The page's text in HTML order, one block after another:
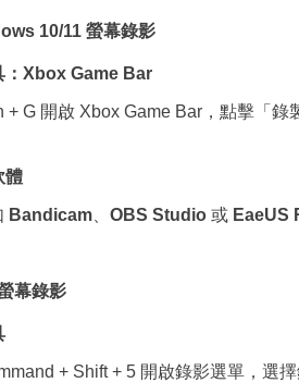
10/11 螢幕錄影
：Xbox Game Bar
+ G 開啟 Xbox Game Bar，點擊「錄
體
Bandicam OBS Studio 或 EaeUS
幕錄影
+ Shift + 5 開啟錄影選單，選